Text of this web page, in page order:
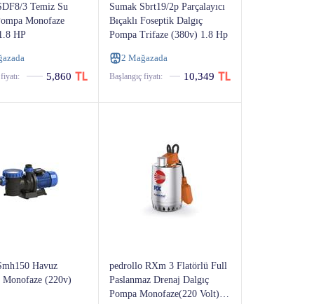
3 Temiz Su
Monofaze
HP
5,860
Sumak Sbrt19/2p Parçalayıcı
Bıçaklı Foseptik Dalgıç
Pompa Trifaze (380v) 1.8 Hp
2 Mağazada
Başlangıç ​​fiyatı: 10,349
Havuz
Monofaze (220v)
pedrollo RXm 3 Flatörlü Full
Paslanmaz Drenaj Dalgıç
Pompa Monofaze(220 Volt)